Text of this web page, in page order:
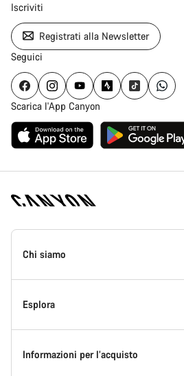
Iscriviti
Registrati alla Newsletter
Seguici
Scarica l'App Canyon
Piè
Home
Chi siamo
All’interno di Canyon
Innovazione in Canyon
Esplora
Eventi
Informazioni per l’acquisto